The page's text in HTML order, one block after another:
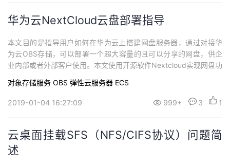
华为云NextCloud云盘部署指导
本文目的是指导用户如何在华为云上搭建网盘服务器，通过对接华
为云OBS存储，可以部署一个超大容量的且可以分享的网盘，供企
业内部或者外部客户使用。本文使用开源软件Nextcloud实现网盘功
对象存储服务 OBS 弹性云服务器 ECS
2019-01-04 16:27:09 999+ 3 1
云桌面挂载SFS（NFS/CIFS协议）问题简
述